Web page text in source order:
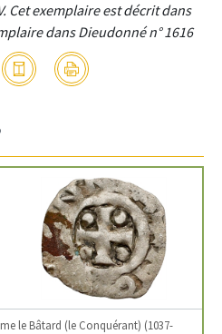
Cet exemplaire est décrit dans
dans Dieudonné n° 1616
le Bâtard (le Conquérant) (1037-